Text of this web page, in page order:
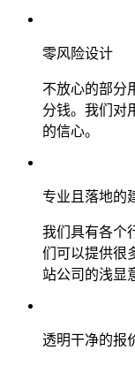
零风险设计
不放心的部分
分钱。我们对
的信心。
专业且落地的
我们具有各个
们可以提供很
站公司的浅显
透明干净的报